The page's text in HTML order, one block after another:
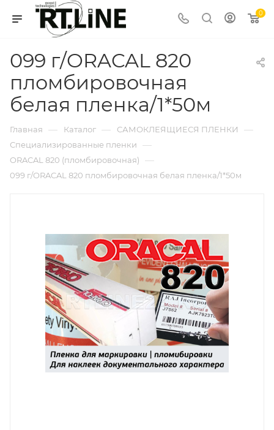
0
099 г/ORACAL 820
пломбировочная
белая пленка/1*50м
Главная — Каталог — САМОКЛЕЯЩИЕСЯ ПЛЕНКИ —
Специализированные пленки —
ORACAL 820 (пломбировочная) —
099 г/ORACAL 820 пломбировочная белая пленка/1*50м